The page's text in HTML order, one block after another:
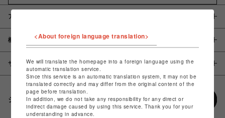
アイテム説明 / 素材
概要
サイズ
シェアする
<About foreign language translation>
We will translate the homepage into a foreign language using the
automatic translation service.
Since this service is an automatic translation system, it may not be
translated correctly and may differ from the original content of the
page before translation.
In addition, we do not take any responsibility for any direct or
indirect damage caused by using this service. Thank you for your
understanding in advance.